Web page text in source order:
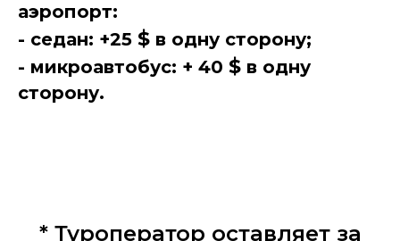
аэропорт:
- седан: +25 $ в одну сторону;
- микроавтобус: + 40 $ в одну
сторону.
* Туроператор оставляет за